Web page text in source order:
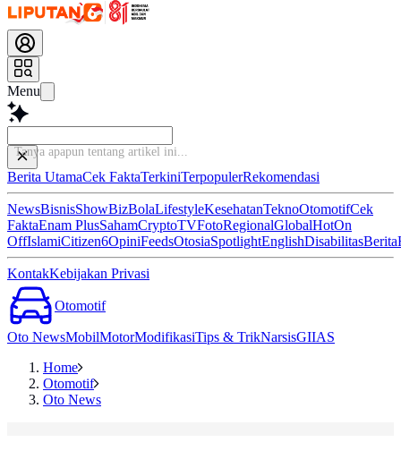
Menu
Tanya apapun tentan
Berita UtamaCek FaktaTerkiniTerpopulerRekomendasi
NewsBisnisShowBizBolaLifestyleKesehatanTeknoOtomotifCek
FaktaEnam PlusSahamCryptoTVFotoRegionalGlobalHotOn
OffIslamiCitizen6OpiniFeedsOtosiaSpotlightEnglishDisabilitasBerita
KontakKebijakan Privasi
Otomotif
Oto NewsMobilMotorModifikasiTips & TrikNarsisGIIAS
Home
Otomotif
Oto News